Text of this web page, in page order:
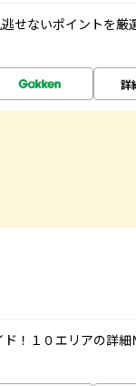
せないポイントを厳
詳
！１０エリアの詳細